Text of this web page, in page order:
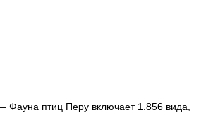
Фауна птиц Перу включает 1.856 вида,